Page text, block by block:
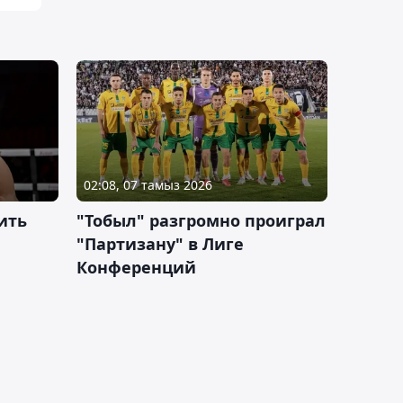
02:08, 07 тамыз 2026
"Тобыл" разгромно проиграл
"Партизану" в Лиге
Конференций